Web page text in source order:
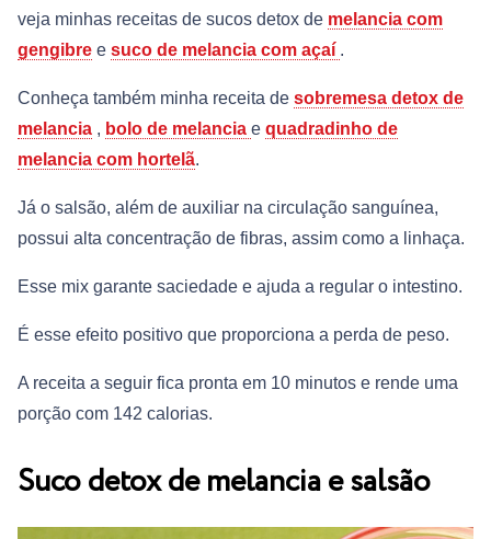
veja minhas receitas de sucos detox de melancia com
gengibre e suco de melancia com açaí .
Conheça também minha receita de sobremesa detox de
melancia , bolo de melancia e quadradinho de
melancia com hortelã.
Já o salsão, além de auxiliar na circulação sanguínea,
possui alta concentração de fibras, assim como a linhaça.
Esse mix garante saciedade e ajuda a regular o intestino.
É esse efeito positivo que proporciona a perda de peso.
A receita a seguir fica pronta em 10 minutos e rende uma
porção com 142 calorias.
Suco detox de melancia e salsão